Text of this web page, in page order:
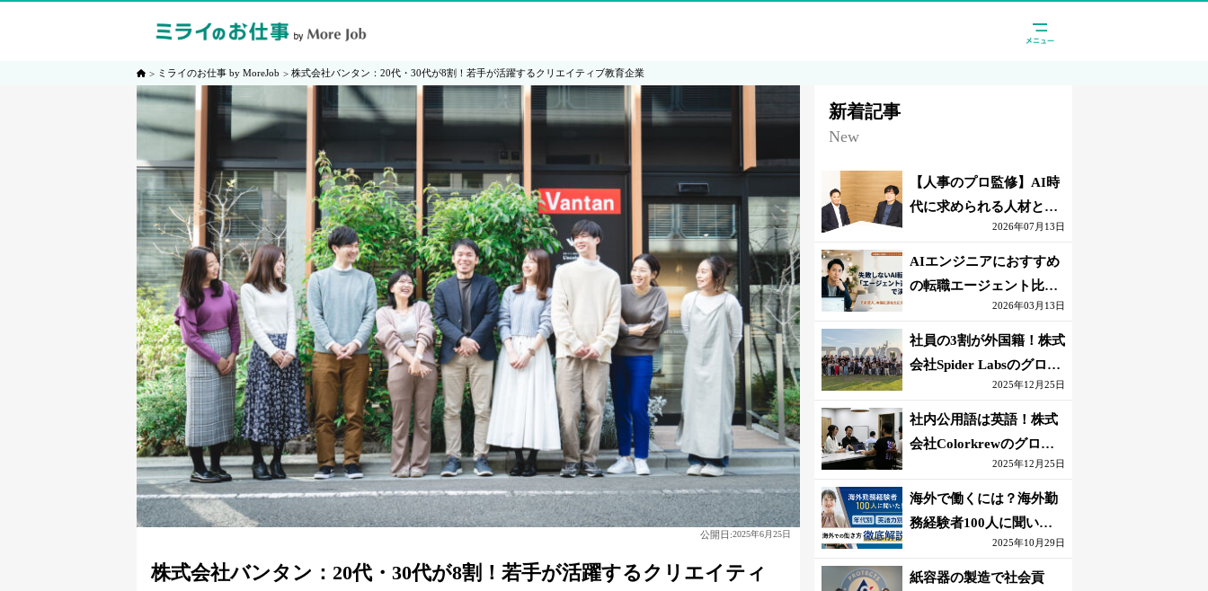
ミライのお仕事 by MoreJob 株式会社バンタン：20代・30代が8割！若手が活躍するクリエイティブ教育企業
公開日:2025年6月25日
株式会社バンタン：20代・30代が8割！若手が活躍するクリエイティ
新着記事
New
【人事のプロ監修】AI時
代に求められる人材と
は？「代替されない人」
の条件
2026年07月13日
AIエンジニアにおすすめ
の転職エージェント比較
｜失敗しない選び方【採
点表つき】
2026年03月13日
社員の3割が外国籍！株式
会社Spider Labsのグロー
2025年12月25日
社内公用語は英語！株式
会社Colorkrewのグロー
バルかつ若手が輝く環境
2025年12月25日
海外で働くには？海外勤
務経験者100人に聞いた
おすすめ職種｜英語話せ
ないOK求人はある？
2025年10月29日
紙容器の製造で社会貢